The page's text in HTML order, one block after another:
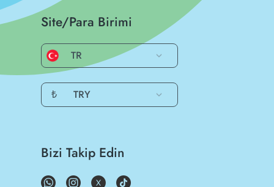
Site/Para Birimi
TR
₺ TRY
Bizi Takip Edin